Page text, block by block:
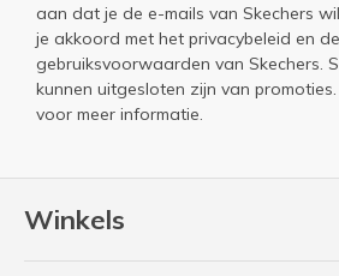
Winkels
aan dat je de e-mails van Skechers
je akkoord met het privacybeleid en de
gebruiksvoorwaarden van Skechers.
kunnen uitgesloten zijn van promoties.
voor meer informatie.